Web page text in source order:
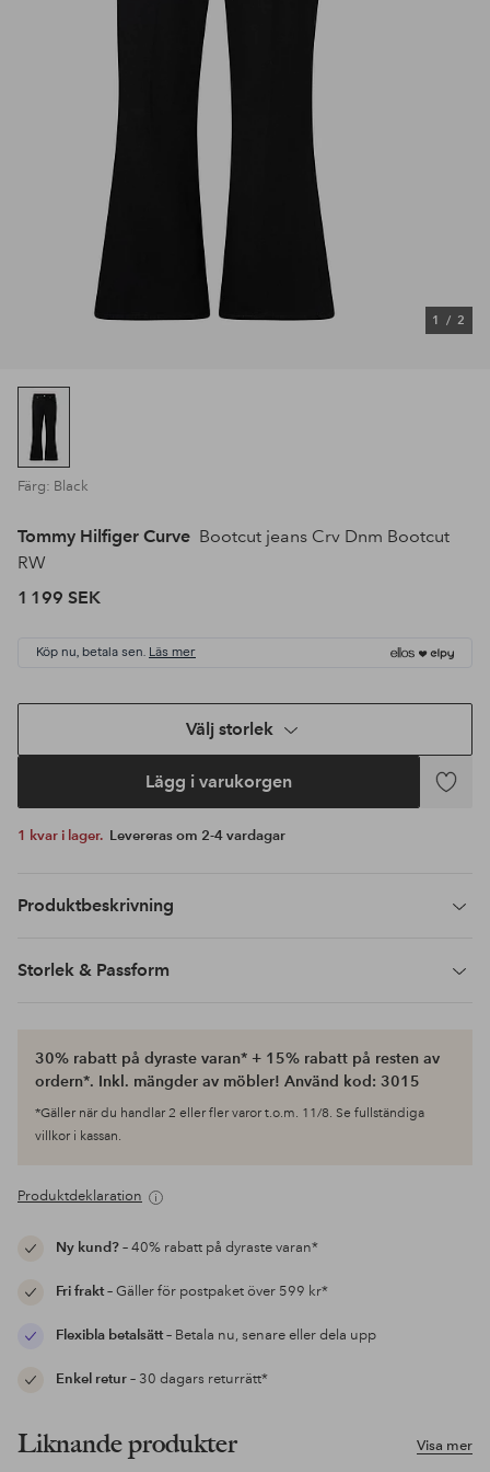
1 / 2
Färg: Black
Tommy Hilfiger Curve Bootcut jeans Crv Dnm Bootcut
RW
1 199 SEK
Köp nu, betala sen. Läs mer
Välj storlek
Lägg i varukorgen
Lägg
1 kvar i lager. Levereras om 2-4 vardagar
Produktbeskrivning
Storlek & Passform
30% rabatt på dyraste varan* + 15% rabatt på resten av
ordern*. Inkl. mängder av möbler! Använd kod: 3015
*Gäller när du handlar 2 eller fler varor t.o.m. 11/8. Se fullständiga
villkor i kassan.
Produktdeklaration
Ny kund?– 40% rabatt på dyraste varan*
Fri frakt– Gäller för postpaket över 599 kr*
Flexibla betalsätt– Betala nu, senare eller dela upp
Enkel retur– 30 dagars returrätt*
Visa mer
Liknande produkter